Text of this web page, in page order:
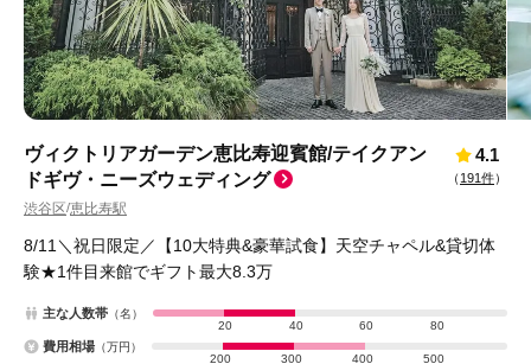
ヴィクトリアガーデン恵比寿迎賓館/テイクアン
ドギヴ・ニーズウェディング
渋谷区/恵比寿駅
4.1
（ 191件）
8/11＼祝日限定／【10大特典&豪華試食】天空チャペル&貸切体
験★1件目来館でギフト最大8.3万
主な人数帯 （名）
20
40 60 80
費用相場 （万円）
200
300 400 500